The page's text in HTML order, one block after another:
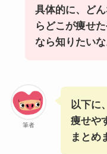
具体的に、ど
らどこが痩せ
なら知りたいな
筆者
以下に
痩せや
まとめ